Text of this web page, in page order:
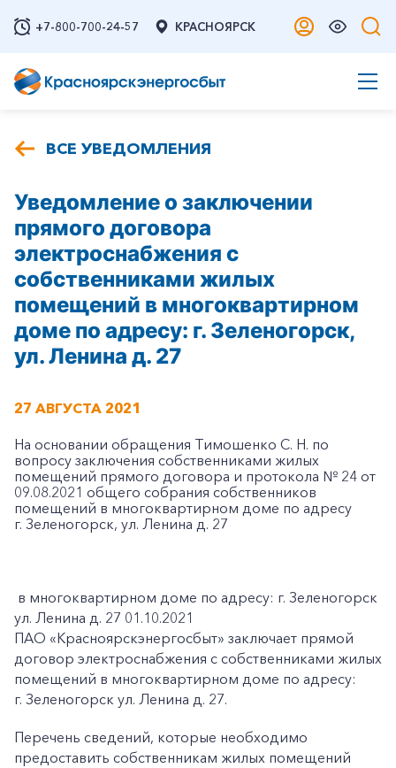
+7-800-700-24-57 КРАСНОЯРСК
ВСЕ УВЕДОМЛЕНИЯ
Уведомление о заключении
прямого договора
электроснабжения с
собственниками жилых
помещений в многоквартирном
доме по адресу: г. Зеленогорск,
ул. Ленина д. 27
27 АВГУСТА 2021
На основании обращения Тимошенко С. Н. по
вопросу заключения собственниками жилых
помещений прямого договора и протокола № 24 от
09.08.2021 общего собрания собственников
помещений в многоквартирном доме по адресу
г. Зеленогорск, ул. Ленина д. 27
в многоквартирном доме по адресу: г. Зеленогорск
ул. Ленина д. 27 01.10.2021
ПАО «Красноярскэнергосбыт» заключает прямой
договор электроснабжения с собственниками жилых
помещений в многоквартирном доме по адресу:
г. Зеленогорск ул. Ленина д. 27.
Перечень сведений, которые необходимо
предоставить собственникам жилых помещений